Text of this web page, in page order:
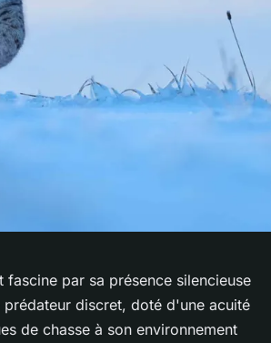
par sa présence silencieuse
prédateur discret, doté d'une acuité
de chasse à son environnement